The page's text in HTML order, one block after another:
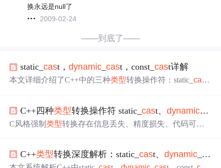
换永远是null了
2009-02-24
——到底了——
static_cast，dynamic _cast，const_cast详解
本文详细介绍了C++中的三种类型转换操作符：static_cast
用于多态类型的向下转换，确保类型安全；const_cast则用
于去除对象的const属性以便修改。文章强调了转换操作的
C++四种类型转换操作符 static_cast、dynamic_cas
C风格强制类型转换存在信息丢失、精度损失、代码可读
pret_cast，文中详细介绍了它们的功能、使用场景及注意
事项。
C++类型转换深度解析：static_cast、dynamic cas